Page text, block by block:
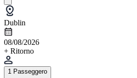
Dublin
08/08/2026
+ Ritorno
1 Passeggero